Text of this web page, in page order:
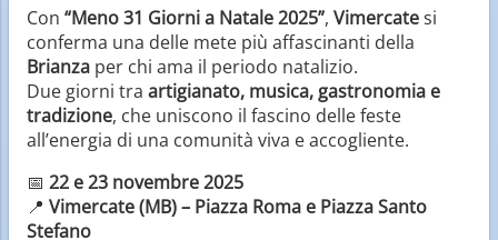
Con “Meno 31 Giorni a Natale 2025”, Vimercatesi
conferma una delle mete più affascinanti della
Brianza per chi ama il periodo natalizio.
Due giorni tra artigianato, musica, gastronomia e
tradizione, che uniscono il fascino delle feste
all’energia di una comunità viva e accogliente.
📅 22 e 23 novembre 2025
📍 Vimercate (MB) – Piazza Roma e Piazza Santo
Stefano